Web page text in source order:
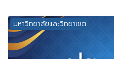
มหาวิทยาลัยและวิทยาเขต